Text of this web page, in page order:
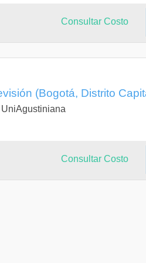
Consultar Costo
(Bogotá, Distrito
Consultar Costo